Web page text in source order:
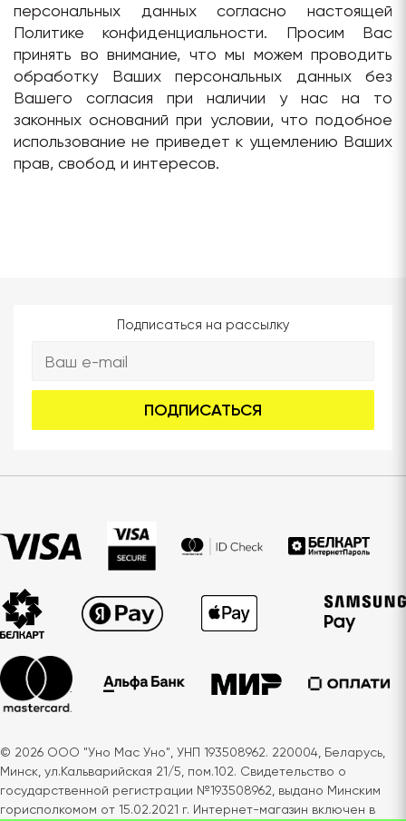
персональных данных согласно настоящей
Политике конфиденциальности. Просим Вас
принять во внимание, что мы можем проводить
обработку Ваших персональных данных без
Вашего согласия при наличии у нас на то
законных оснований при условии, что подобное
использование не приведет к ущемлению Ваших
прав, свобод и интересов.
Подписаться на рассылку
ПОДПИСАТЬСЯ
© 2026 ООО "Уно Мас Уно", УНП 193508962. 220004, Беларусь,
Минск, ул.Кальварийская 21/5, пом.102. Свидетельство о
государственной регистрации №193508962, выдано Минским
горисполкомом от 15.02.2021 г. Интернет-магазин включен в